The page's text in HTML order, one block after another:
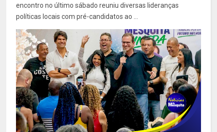
encontro no último sábado reuniu diversas lideranças
políticas locais com pré-candidatos ao ...